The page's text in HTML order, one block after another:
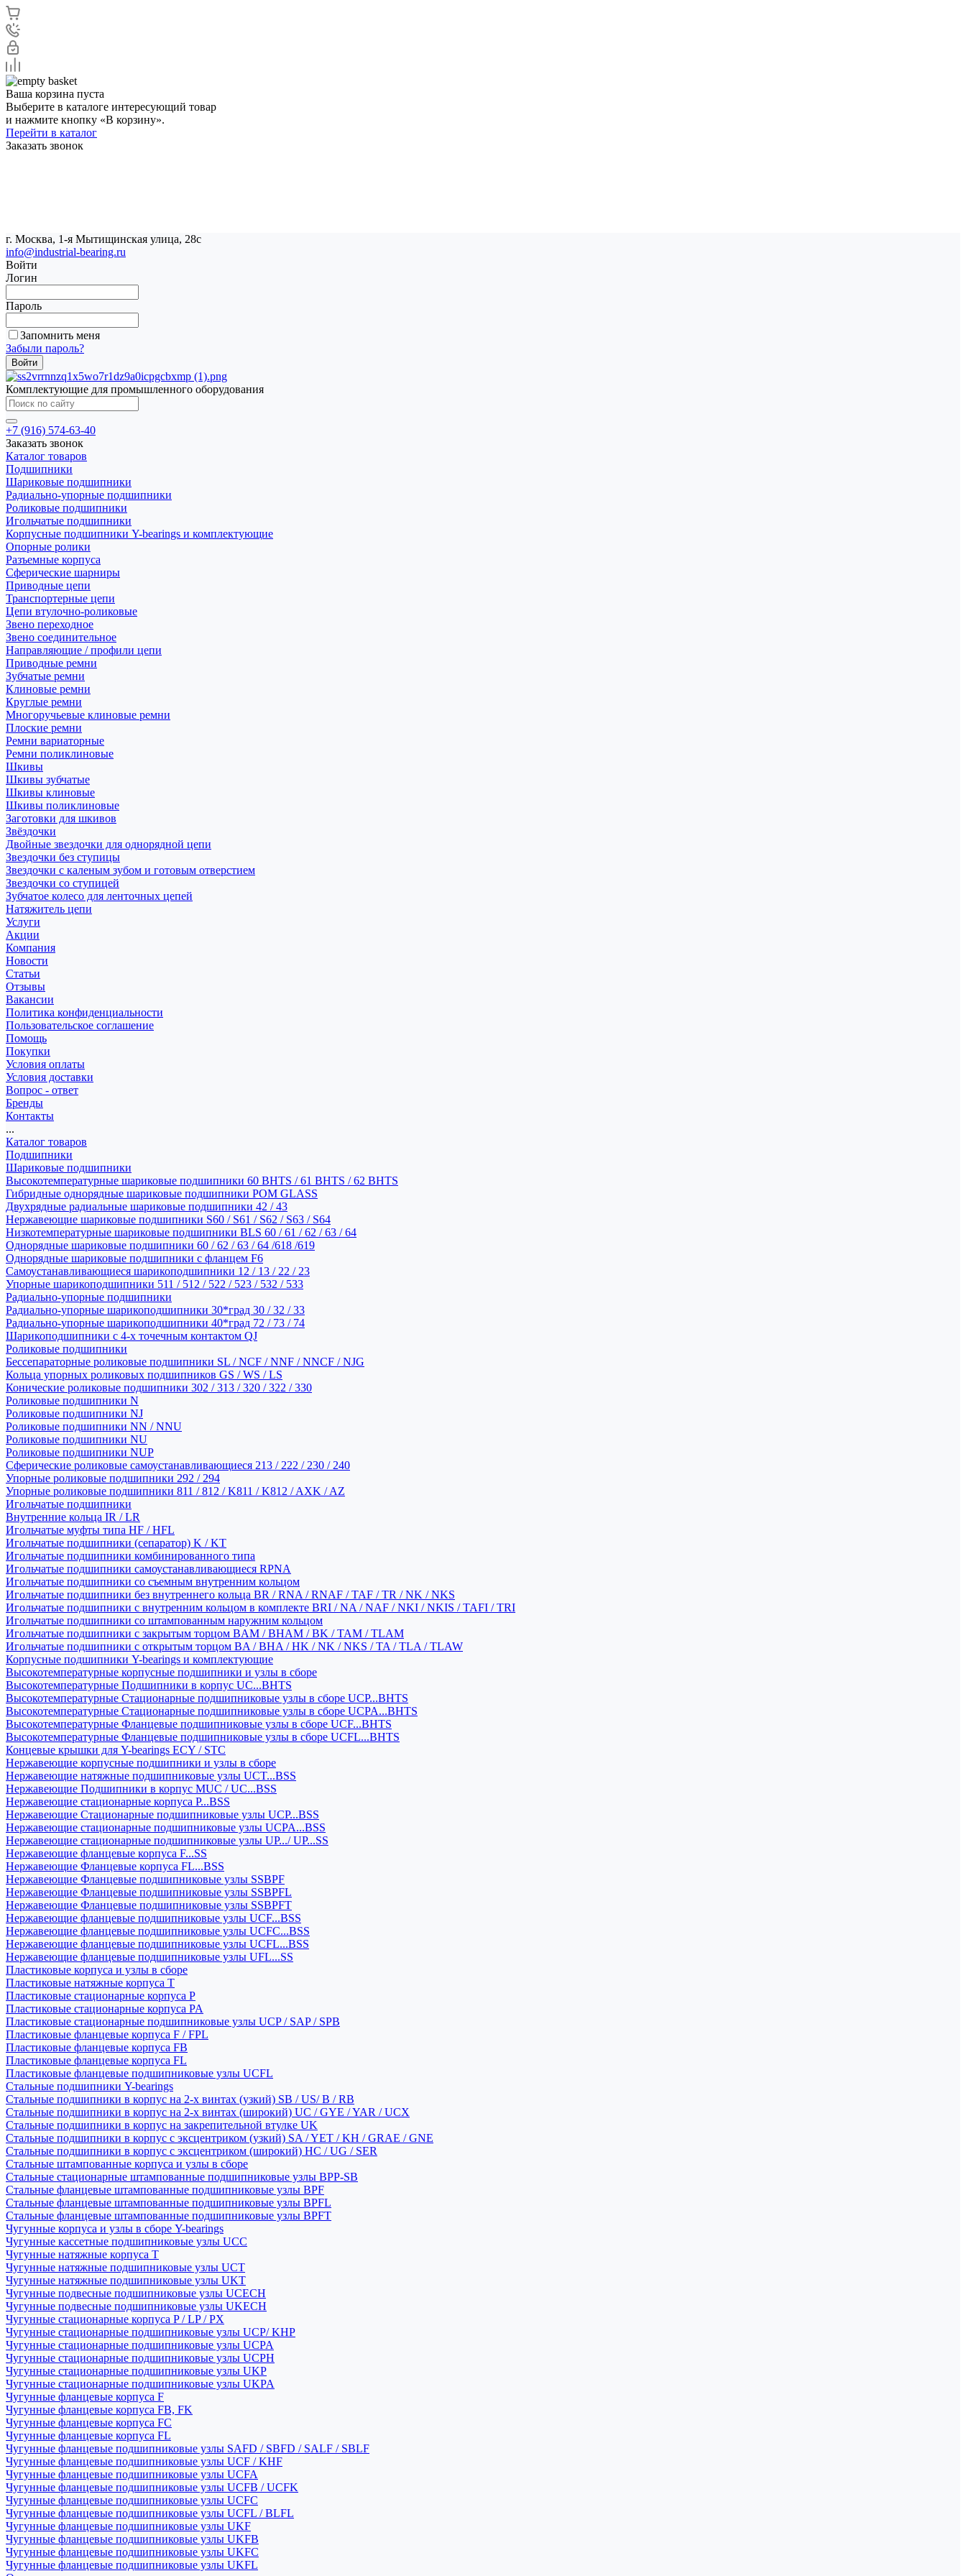
Ваша корзина пуста
Выберите в каталоге интересующий товар
и нажмите кнопку «В корзину».
Перейти в каталог
Заказать звонок
г. Москва, 1-я Мытищинская улица, 28с
info@industrial-bearing.ru
Войти
Логин
Пароль
Запомнить меня
Забыли пароль?
Комплектующие для промышленного оборудования
+7 (916) 574-63-40
Заказать звонок
Каталог товаров
Подшипники
Шариковые подшипники
Радиально-упорные подшипники
Роликовые подшипники
Игольчатые подшипники
Корпусные подшипники Y-bearings и комплектующие
Опорные ролики
Разъемные корпуса
Сферические шарниры
Приводные цепи
Транспортерные цепи
Цепи втулочно-роликовые
Звено переходное
Звено соединительное
Направляющие / профили цепи
Приводные ремни
Зубчатые ремни
Клиновые ремни
Круглые ремни
Многоручьевые клиновые ремни
Плоские ремни
Ремни вариаторные
Ремни поликлиновые
Шкивы
Шкивы зубчатые
Шкивы клиновые
Шкивы поликлиновые
Заготовки для шкивов
Звёздочки
Двойные звездочки для однорядной цепи
Звездочки без ступицы
Звездочки с каленым зубом и готовым отверстием
Звездочки со ступицей
Зубчатое колесо для ленточных цепей
Натяжитель цепи
Услуги
Акции
Компания
Новости
Статьи
Отзывы
Вакансии
Политика конфиденциальности
Пользовательское соглашение
Помощь
Покупки
Условия оплаты
Условия доставки
Вопрос - ответ
Бренды
Контакты
...
Каталог товаров
Подшипники
Шариковые подшипники
Высокотемпературные шариковые подшипники 60 BHTS / 61 BHTS / 62 BHTS
Гибридные однорядные шариковые подшипники POM GLASS
Двухрядные радиальные шариковые подшипники 42 / 43
Нержавеющие шариковые подшипники S60 / S61 / S62 / S63 / S64
Низкотемпературные шариковые подшипники BLS 60 / 61 / 62 / 63 / 64
Однорядные шариковые подшипники 60 / 62 / 63 / 64 /618 /619
Однорядные шариковые подшипники с фланцем F6
Самоустанавливающиеся шарикоподшипники 12 / 13 / 22 / 23
Упорные шарикоподшипники 511 / 512 / 522 / 523 / 532 / 533
Радиально-упорные подшипники
Радиально-упорные шарикоподшипники 30*град 30 / 32 / 33
Радиально-упорные шарикоподшипники 40*град 72 / 73 / 74
Шарикоподшипники с 4-х точечным контактом QJ
Роликовые подшипники
Бессепараторные роликовые подшипники SL / NCF / NNF / NNCF / NJG
Кольца упорных роликовых подшипников GS / WS / LS
Конические роликовые подшипники 302 / 313 / 320 / 322 / 330
Роликовые подшипники N
Роликовые подшипники NJ
Роликовые подшипники NN / NNU
Роликовые подшипники NU
Роликовые подшипники NUP
Сферические роликовые самоустанавливающиеся 213 / 222 / 230 / 240
Упорные роликовые подшипники 292 / 294
Упорные роликовые подшипники 811 / 812 / K811 / K812 / AXK / AZ
Игольчатые подшипники
Внутренние кольца IR / LR
Игольчатые муфты типа HF / HFL
Игольчатые подшипники (сепаратор) K / KT
Игольчатые подшипники комбинированного типа
Игольчатые подшипники самоустанавливающиеся RPNA
Игольчатые подшипники со съемным внутренним кольцом
Игольчатые подшипники без внутреннего кольца BR / RNA / RNAF / TAF / TR / NK / NKS
Игольчатые подшипники с внутренним кольцом в комплекте BRI / NA / NAF / NKI / NKIS / TAFI / TRI
Игольчатые подшипники со штампованным наружним кольцом
Игольчатые подшипники с закрытым торцом BAM / BHAM / BK / TAM / TLAM
Игольчатые подшипники с открытым торцом BA / BHA / HK / NK / NKS / TA / TLA / TLAW
Корпусные подшипники Y-bearings и комплектующие
Высокотемпературные корпусные подшипники и узлы в сборе
Высокотемпературные Подшипники в корпус UC...BHTS
Высокотемпературные Стационарные подшипниковые узлы в сборе UCP...BHTS
Высокотемпературные Стационарные подшипниковые узлы в сборе UCPA...BHTS
Высокотемпературные Фланцевые подшипниковые узлы в сборе UCF...BHTS
Высокотемпературные Фланцевые подшипниковые узлы в сборе UCFL...BHTS
Концевые крышки для Y-bearings ECY / STC
Нержавеющие корпусные подшипники и узлы в сборе
Нержавеющие натяжные подшипниковые узлы UCT...BSS
Нержавеющие Подшипники в корпус MUC / UC...BSS
Нержавеющие стационарные корпуса P...BSS
Нержавеющие Стационарные подшипниковые узлы UCP...BSS
Нержавеющие стационарные подшипниковые узлы UCPA...BSS
Нержавеющие стационарные подшипниковые узлы UP.../ UP...SS
Нержавеющие фланцевые корпуса F...SS
Нержавеющие Фланцевые корпуса FL...BSS
Нержавеющие Фланцевые подшипниковые узлы SSBPF
Нержавеющие Фланцевые подшипниковые узлы SSBPFL
Нержавеющие Фланцевые подшипниковые узлы SSBPFT
Нержавеющие фланцевые подшипниковые узлы UCF...BSS
Нержавеющие фланцевые подшипниковые узлы UCFC...BSS
Нержавеющие фланцевые подшипниковые узлы UCFL...BSS
Нержавеющие фланцевые подшипниковые узлы UFL...SS
Пластиковые корпуса и узлы в сборе
Пластиковые натяжные корпуса T
Пластиковые стационарные корпуса P
Пластиковые стационарные корпуса PA
Пластиковые стационарные подшипниковые узлы UCP / SAP / SPB
Пластиковые фланцевые корпуса F / FPL
Пластиковые фланцевые корпуса FB
Пластиковые фланцевые корпуса FL
Пластиковые фланцевые подшипниковые узлы UCFL
Стальные подшипники Y-bearings
Стальные подшипники в корпус на 2-х винтах (узкий) SB / US/ B / RB
Стальные подшипники в корпус на 2-х винтах (широкий) UC / GYE / YAR / UCX
Стальные подшипники в корпус на закрепительной втулке UK
Стальные подшипники в корпус с эксцентриком (узкий) SA / YET / KH / GRAE / GNE
Стальные подшипники в корпус с эксцентриком (широкий) HC / UG / SER
Стальные штампованные корпуса и узлы в сборе
Стальные стационарные штампованные подшипниковые узлы BPP-SB
Стальные фланцевые штампованные подшипниковые узлы BPF
Стальные фланцевые штампованные подшипниковые узлы BPFL
Стальные фланцевые штампованные подшипниковые узлы BPFT
Чугунные корпуса и узлы в сборе Y-bearings
Чугунные кассетные подшипниковые узлы UCC
Чугунные натяжные корпуса T
Чугунные натяжные подшипниковые узлы UCT
Чугунные натяжные подшипниковые узлы UKT
Чугунные подвесные подшипниковые узлы UCECH
Чугунные подвесные подшипниковые узлы UKECH
Чугунные стационарные корпуса P / LP / PX
Чугунные стационарные подшипниковые узлы UCP/ KHP
Чугунные стационарные подшипниковые узлы UCPA
Чугунные стационарные подшипниковые узлы UCPH
Чугунные стационарные подшипниковые узлы UKP
Чугунные стационарные подшипниковые узлы UKPA
Чугунные фланцевые корпуса F
Чугунные фланцевые корпуса FB, FK
Чугунные фланцевые корпуса FC
Чугунные фланцевые корпуса FL
Чугунные фланцевые подшипниковые узлы SAFD / SBFD / SALF / SBLF
Чугунные фланцевые подшипниковые узлы UCF / KHF
Чугунные фланцевые подшипниковые узлы UCFA
Чугунные фланцевые подшипниковые узлы UCFB / UCFK
Чугунные фланцевые подшипниковые узлы UCFC
Чугунные фланцевые подшипниковые узлы UCFL / BLFL
Чугунные фланцевые подшипниковые узлы UKF
Чугунные фланцевые подшипниковые узлы UKFB
Чугунные фланцевые подшипниковые узлы UKFC
Чугунные фланцевые подшипниковые узлы UKFL